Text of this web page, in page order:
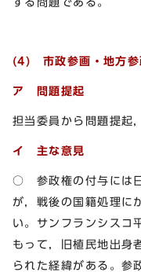
(4) 市政参画・地方参
ア 問題提起
担当委員から問題提起
イ 主な意見
○ 参政権の付与には
が，戦後の国籍処理に
い。サンフランシスコ
もって，旧植民地出身
られた経緯がある。参